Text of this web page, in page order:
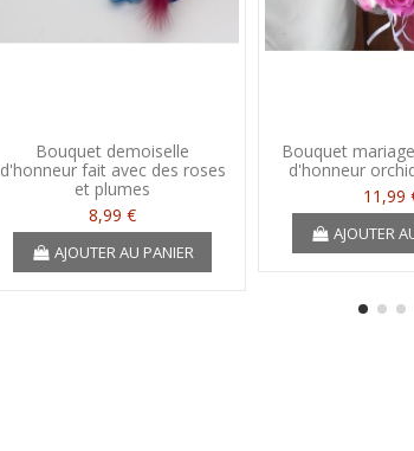
Bouquet demoiselle
d'honneur fait avec des roses
et plumes
8,99 €
AJOUTER AU PANIER
Bouquet
d'honneur
11,99
AJOUTER